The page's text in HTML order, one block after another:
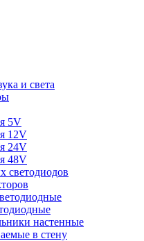
и света
5V
12V
24V
48V
светодиодов
настенные
в стену